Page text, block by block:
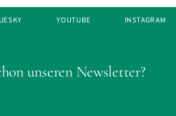
unseren Newsletter?
YOUTUBE INSTAGRAM